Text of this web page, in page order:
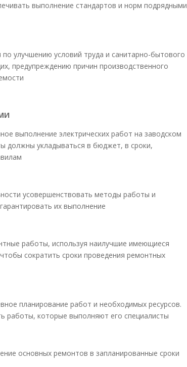
выполнение стандартов и норм подрядными
улучшению условий труда и санитарно-бытового
предупреждению причин производственного
выполнение электрических работ на заводском
должны укладываться в бюджет, в сроки,
усовершенствовать методы работы и
их выполнение
работы, используя наилучшие имеющиеся
сократить сроки проведения ремонтных
планирование работ и необходимых ресурсов.
работы, которые выполняют его специалисты
основных ремонтов в запланированные сроки